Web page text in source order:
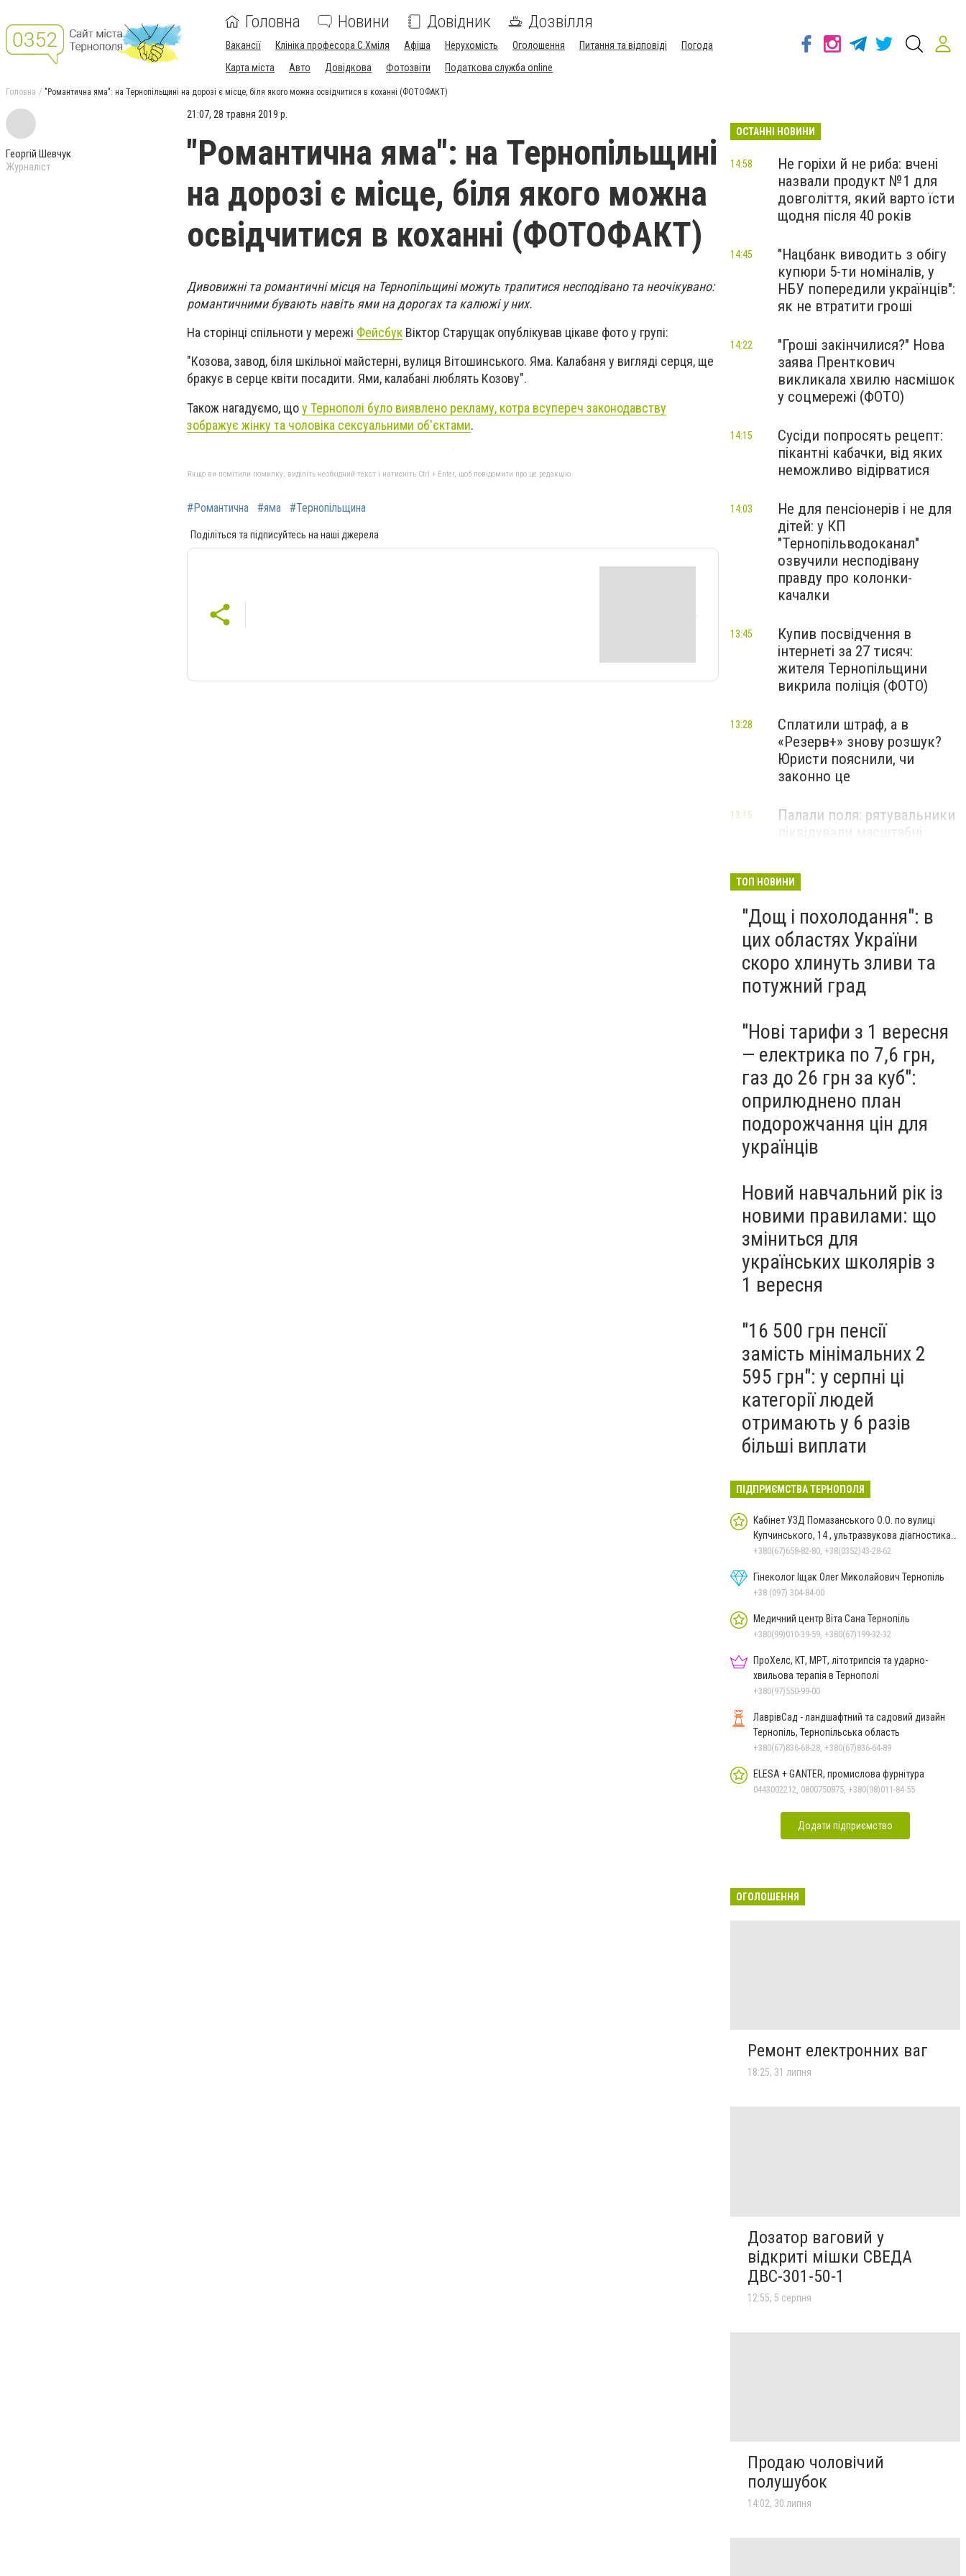
Головна Новини Довідник Дозвілля
Вакансії Клініка професора С.Хміля Афіша Нерухомість Оголошення Питання та відповіді
Погода
Карта міста
Авто Довідкова Фотозвіти Податкова служба online
Головна "Романтична яма": на Тернопільщині на дорозі є місце, біля якого можна освідчитися в коханні (ФОТОФАКТ)
Георгій Шевчук
Журналіст
21:07, 28 травня 2019 р.
"Романтична яма": на Тернопільщині
на дорозі є місце, біля якого можна
освідчитися в коханні (ФОТОФАКТ)
Дивовижні та романтичні місця на Тернопільщині можуть трапитися несподівано та неочікувано:
романтичними бувають навіть ями на дорогах та калюжі у них.
На сторінці спільноти у мережі Фейсбук Віктор Старущак опублікував цікаве фото у групі:
"Козова, завод, біля шкільної майстерні, вулиця Вітошинського. Яма. Kалабаня у вигляді серця, ще
бракує в серце квіти посадити. Ями, калабані люблять Козову".
Також нагадуємо, щоу Тернополі було виявлено рекламу, котра всупереч законодавству
зображує жінку та чоловіка сексуальними об'єктами.
Якщо ви помітили помилку, виділіть необхідний текст і натисніть Ctrl + Enter, щоб повідомити про це редакцію
#Романтична #яма #Тернопільщина
Поділіться та підписуйтесь на наші джерела
ОСТАННІ НОВИНИ
Не горіхи й не риба: вчені
назвали продукт №1 для
довголіття, який варто їсти
щодня після 40 років
14:58
"Нацбанк виводить з обігу
купюри 5-ти номіналів, у
НБУ попередили українців":
як не втратити гроші
14:45
"Гроші закінчилися?" Нова
заява Пренткович
викликала хвилю насмішок
у соцмережі (ФОТО)
14:22
Сусіди попросять рецепт:
пікантні кабачки, від яких
неможливо відірватися
14:15
Не для пенсіонерів і не для
дітей: у КП
"Тернопільводоканал"
озвучили несподівану
правду про колонки-
качалки
14:03
Купив посвідчення в
інтернеті за 27 тисяч:
жителя Тернопільщини
викрила поліція (ФОТО)
13:45
Сплатили штраф, а в
«Резерв+» знову розшук?
Юристи пояснили, чи
законно це
13:28
Палали поля: рятувальники
ліквідували масштабні
13:15
ТОП НОВИНИ
"Дощ і похолодання": в
цих областях України
скоро хлинуть зливи та
потужний град
"Нові тарифи з 1 вересня
— електрика по 7,6 грн,
газ до 26 грн за куб":
оприлюднено план
подорожчання цін для
українців
Новий навчальний рік із
новими правилами: що
зміниться для
українських школярів з
1 вересня
"16 500 грн пенсії
замість мінімальних 2
595 грн": у серпні ці
категорії людей
отримають у 6 разів
більші виплати
ПІДПРИЄМСТВА ТЕРНОПОЛЯ
Кабінет УЗД Помазанського О.О. по вулиці
Купчинського, 14 , ультразвукова діагностика
Тернопіль
+380(67)658-82-80, +38(0352)43-28-62
Гінеколог Іщак Олег Миколайович Тернопіль
+38 (097) 304-84-00
Медичний центр Віта Сана Тернопіль
+380(99)010-39-59, +380(67)199-32-32
ПроХелс, КТ, МРТ, літотрипсія та ударно-
хвильова терапія в Тернополі
+380(97)550-99-00
ЛаврівСад - ландшафтний та садовий дизайн
Тернопіль, Тернопільська область
+380(67)836-68-28, +380(67)836-64-89
ELESA + GANTER, промислова фурнітура
0443002212, 0800750875, +380(98)011-84-55
Додати підприємство
ОГОЛОШЕННЯ
Ремонт електронних ваг
18:25, 31 липня
Дозатор ваговий у
відкриті мішки СВЕДА
ДВС-301-50-1
12:55, 5 серпня
Продаю чоловічий
полушубок
14:02, 30 липня